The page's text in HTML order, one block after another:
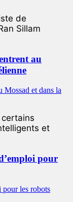
de
Sillam
au
et
pour